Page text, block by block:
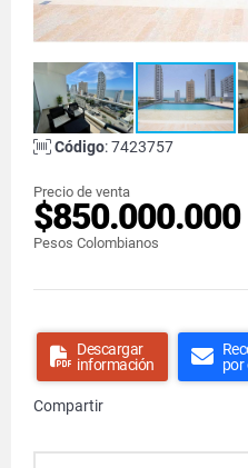
Código: 7423757
Precio de venta
$850.000.000
Pesos Colombianos
Descargar
información
por
Compartir